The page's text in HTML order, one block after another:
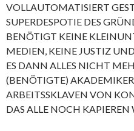
VOLLAUTOMATISIERT
SUPERDESPOTIE DES
BENÖTIGT KEINE
MEDIEN, KEINE JUSTIZ
ES DANN ALLES NICHT
(BENÖTIGTE)
ARBEITSSKLAVEN VON
DAS ALLE NOCH KAPIEREN